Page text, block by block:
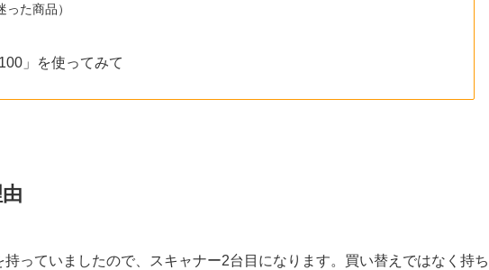
た商品）
」を使ってみて
っていましたので、スキャナー2台目になります。買い替えではなく持ち